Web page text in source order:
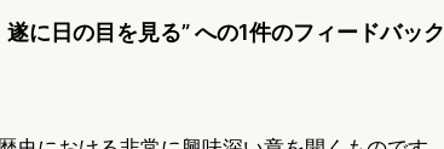
に日の目を見る” への1件のフィードバック